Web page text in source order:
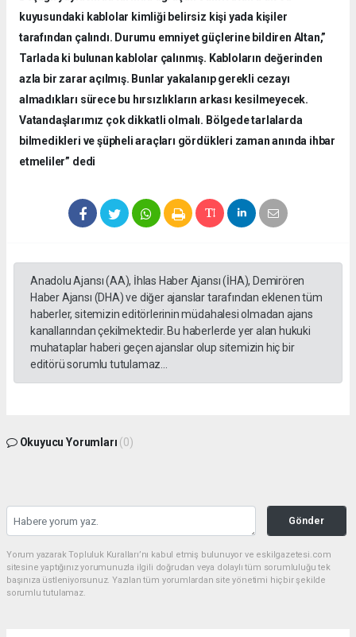
kuyusundaki kablolar kimliği belirsiz kişi yada kişiler
tarafından çalındı. Durumu emniyet güçlerine bildiren Altan,”
Tarlada ki bulunan kablolar çalınmış. Kabloların değerinden
azla bir zarar açılmış. Bunlar yakalanıp gerekli cezayı
almadıkları sürece bu hırsızlıkların arkası kesilmeyecek.
Vatandaşlarımız çok dikkatli olmalı. Bölgede tarlalarda
bilmedikleri ve şüpheli araçları gördükleri zaman anında ihbar
etmeliler” dedi
Anadolu Ajansı (AA), İhlas Haber Ajansı (İHA), Demirören
Haber Ajansı (DHA) ve diğer ajanslar tarafından eklenen tüm
haberler, sitemizin editörlerinin müdahalesi olmadan ajans
kanallarından çekilmektedir. Bu haberlerde yer alan hukuki
muhataplar haberi geçen ajanslar olup sitemizin hiç bir
editörü sorumlu tutulamaz...
Okuyucu Yorumları (0)
Gönder
Yorum yazarak Topluluk Kuralları’nı kabul etmiş bulunuyor ve eskilgazetesi.com
sitesine yaptığınız yorumunuzla ilgili doğrudan veya dolaylı tüm sorumluluğu tek
başınıza üstleniyorsunuz. Yazılan tüm yorumlardan site yönetimi hiçbir şekilde
sorumlu tutulamaz.